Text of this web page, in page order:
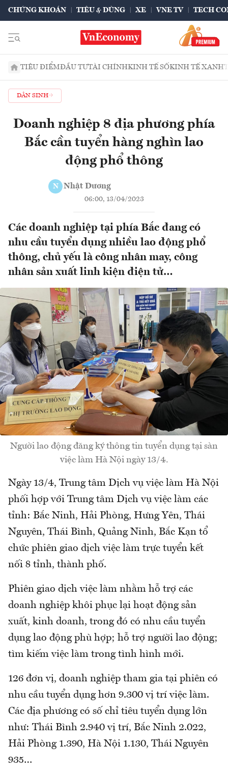
CHỨNG KHOÁN TIÊU & DÙNG XE VNE TV TECH
TIÊU ĐIỂMĐẦU TƯTÀI CHÍNHKINH TẾ SỐKINH TẾ XANH
DÂN SINH
Doanh nghiệp 8 địa phương phía
Bắc cần tuyển hàng nghìn lao
động phổ thông
N Nhật Dương
06:00, 13/04/2023
Các doanh nghiệp tại phía Bắc đang có
nhu cầu tuyển dụng nhiều lao động phổ
thông, chủ yếu là công nhân may, công
nhân sản xuất linh kiện điện tử…
Người lao động đăng ký thông tin tuyển dụng tại sàn
việc làm Hà Nội ngày 13/4.
Ngày 13/4, Trung tâm Dịch vụ việc làm Hà Nội
phối hợp với Trung tâm Dịch vụ việc làm các
tỉnh: Bắc Ninh, Hải Phòng, Hưng Yên, Thái
Nguyên, Thái Bình, Quảng Ninh, Bắc Kạn tổ
chức phiên giao dịch việc làm trực tuyển kết
nối 8 tỉnh, thành phố.
Phiên giao dịch việc làm nhằm hỗ trợ các
doanh nghiệp khôi phục lại hoạt động sản
xuất, kinh doanh, trong đó có nhu cầu tuyển
dụng lao động phù hợp; hỗ trợ người lao động;
tìm kiếm việc làm trong tình hình mới.
126 đơn vị, doanh nghiệp tham gia tại phiên có
nhu cầu tuyển dụng hơn 9.300 vị trí việc làm.
Các địa phương có số chỉ tiêu tuyển dụng lớn
như: Thái Bình 2.940 vị trí, Bắc Ninh 2.022,
Hải Phòng 1.390, Hà Nội 1.130, Thái Nguyên
935…